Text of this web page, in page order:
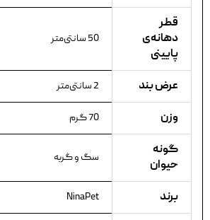
قطر
دهانه‌ی
پایینی
50 سانتی‌متر
عرض بند 2 سانتی‌متر
وزن 70 گرم
گونه
حیوان
سگ و گربه
برند NinaPet